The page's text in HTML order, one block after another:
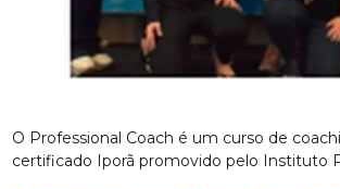
O Professional Coach é um curso de
certificado Iporã promovido pelo Instituto